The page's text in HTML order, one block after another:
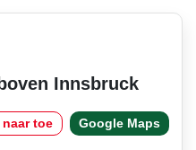
Innsbruck
toe Google Maps